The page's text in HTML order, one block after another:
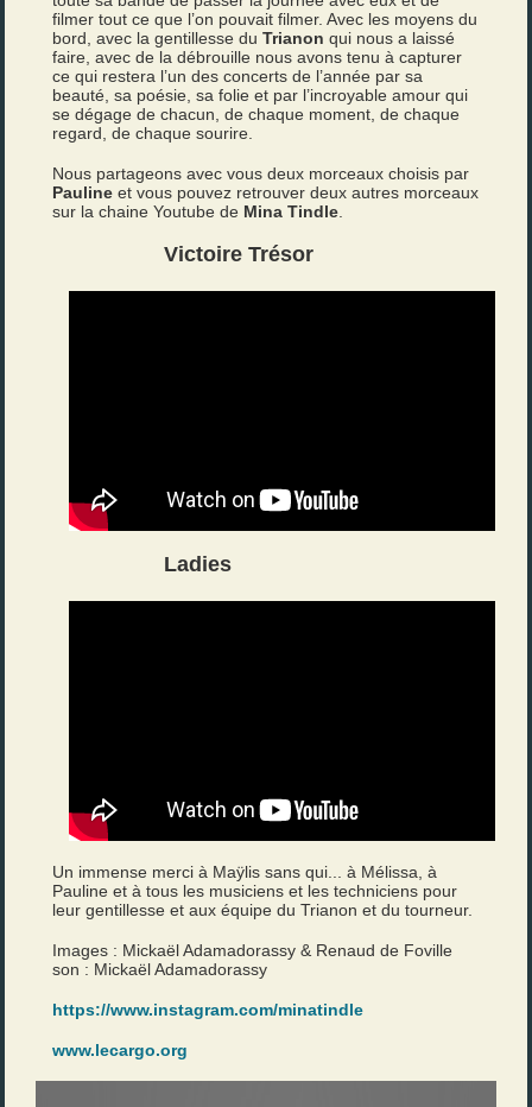
filmer tout ce que l’on pouvait filmer. Avec les moyens du
bord, avec la gentillesse duTrianonqui nous a laissé
faire, avec de la débrouille nous avons tenu à capturer
ce qui restera l’un des concerts de l’année par sa
beauté, sa poésie, sa folie et par l’incroyable amour qui
se dégage de chacun, de chaque moment, de chaque
regard, de chaque sourire.
Nous partageons avec vous deux morceaux choisis par
Paulineet vous pouvez retrouver deux autres morceaux
sur la chaine Youtube de Mina Tindle
Victoire Trésor
Ladies
Un immense merci à Maÿlis sans qui... à Mélissa, à
Pauline et à tous les musiciens et les techniciens pour
leur gentillesse et aux équipe du Trianon et du tourneur.
Images : Mickaël Adamadorassy & Renaud de Foville
son : Mickaël Adamadorassy
https://www.instagram.com/minatindle
www.lecargo.org